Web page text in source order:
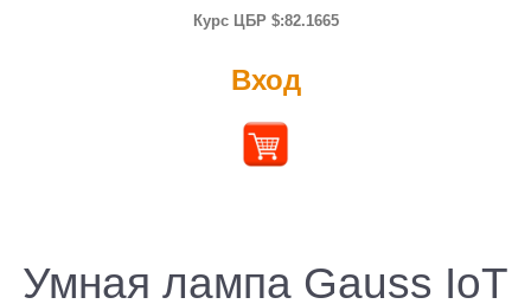
Курс ЦБР $:82.1665
Вход
Умная лампа Gauss IoT